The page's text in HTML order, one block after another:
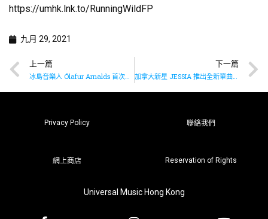
https://umhk.lnk.to/RunningWildFP
九月 29, 2021
上一篇
冰島音樂人 Ólafur Arnalds 首次推出單曲《Tree》
下一篇
加拿大新星 JESSIA 推出全新單曲《First Call》
Privacy Policy 聯絡我們
網上商店 Reservation of Rights
Universal Music Hong Kong